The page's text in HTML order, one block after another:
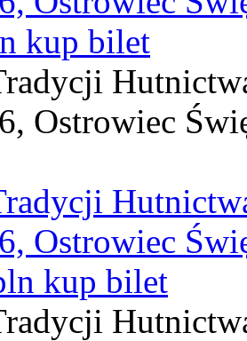
kup bilet
Ostrowiec
Ostrowiec
kup bilet